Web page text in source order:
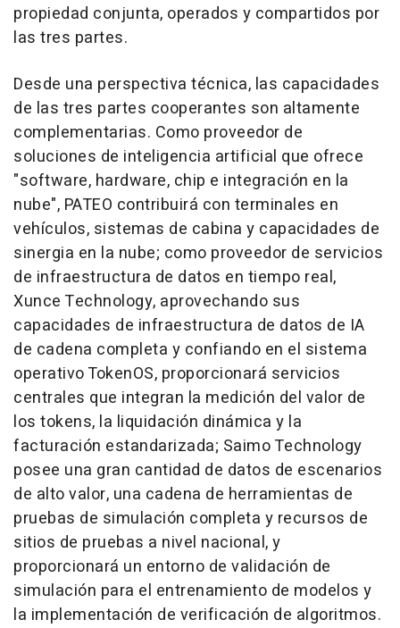
propiedad conjunta, operados y compartidos por
las tres partes.
Desde una perspectiva técnica, las capacidades
de las tres partes cooperantes son altamente
complementarias. Como proveedor de
soluciones de inteligencia artificial que ofrece
"software, hardware, chip e integración en la
nube", PATEO contribuirá con terminales en
vehículos, sistemas de cabina y capacidades de
sinergia en la nube; como proveedor de servicios
de infraestructura de datos en tiempo real,
Xunce Technology, aprovechando sus
capacidades de infraestructura de datos de IA
de cadena completa y confiando en el sistema
operativo TokenOS, proporcionará servicios
centrales que integran la medición del valor de
los tokens, la liquidación dinámica y la
facturación estandarizada; Saimo Technology
posee una gran cantidad de datos de escenarios
de alto valor, una cadena de herramientas de
pruebas de simulación completa y recursos de
sitios de pruebas a nivel nacional, y
proporcionará un entorno de validación de
simulación para el entrenamiento de modelos y
la implementación de verificación de algoritmos.